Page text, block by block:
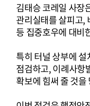
김태승 코레일 사장
관리실태를 살피고,
등 집중호우에 대비
특히 터널 상부에
점검하고, 이례사항
확보에 힘써 줄 것을